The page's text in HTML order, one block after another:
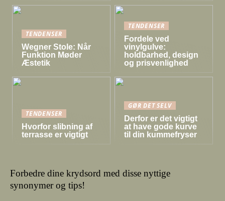
TENDENSER
Wegner Stole: Når
Funktion Møder
Æstetik
TENDENSER
Fordele ved
vinylgulve:
holdbarhed, design
og prisvenlighed
TENDENSER
Hvorfor slibning af
terrasse er vigtigt
GØR DET SELV
Derfor er det vigtigt
at have gode kurve
til din kummefryser
Forbedre dine krydsord med disse nyttige
synonymer og tips!